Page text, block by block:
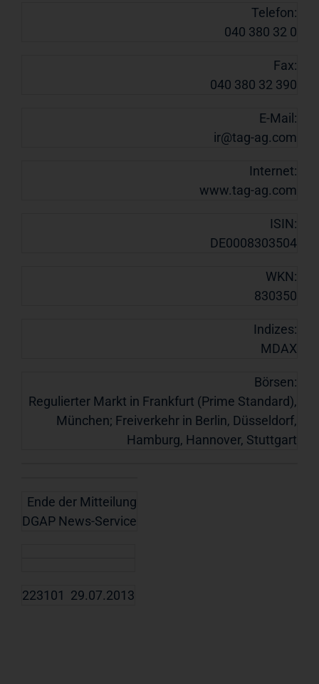
Telefon:
040 380 32 0
Fax:
040 380 32 390
E-Mail:
ir@tag-ag.com
Internet:
www.tag-ag.com
ISIN:
DE0008303504
WKN:
830350
Indizes:
MDAX
Börsen:
Regulierter Markt in Frankfurt (Prime Standard),
München; Freiverkehr in Berlin, Düsseldorf,
Hamburg, Hannover, Stuttgart
Ende der Mitteilung
DGAP News-Service
223101 29.07.2013